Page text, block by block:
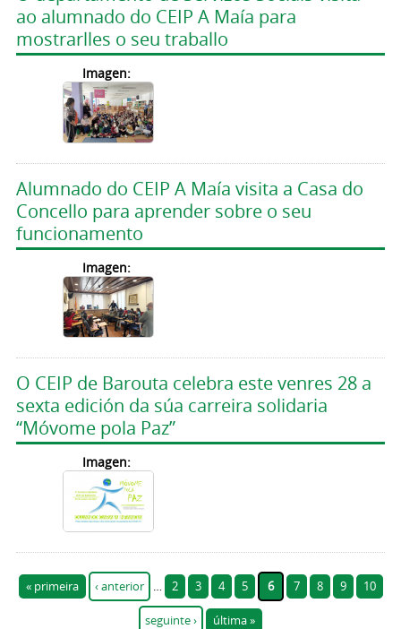
ao alumnado do CEIP A Maía para
mostrarlles o seu traballo
Imagen:
Alumnado do CEIP A Maía visita a Casa do
Concello para aprender sobre o seu
funcionamento
Imagen:
O CEIP de Barouta celebra este venres 28 a
sexta edición da súa carreira solidaria
“Móvome pola Paz”
Imagen:
Páxinas
« primeira ‹ anterior … 2 3 4 5 6 7 8 9 10
seguinte › última »